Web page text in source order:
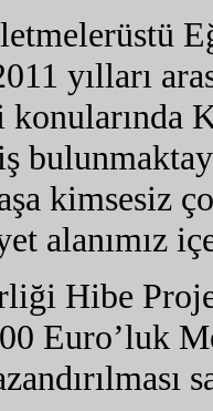
yılları
kimsesiz
alanımız
Hibe
Euro’luk